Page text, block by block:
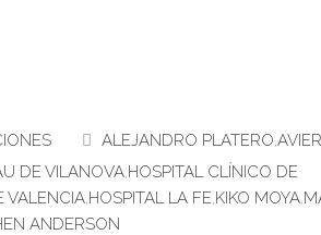
ALEJANDRO PLATERO,
DE VILANOVA,HOSPITAL CLÍNICO DE
VALENCIA,HOSPITAL LA FE,KIKO MOYA,
ANDERSON